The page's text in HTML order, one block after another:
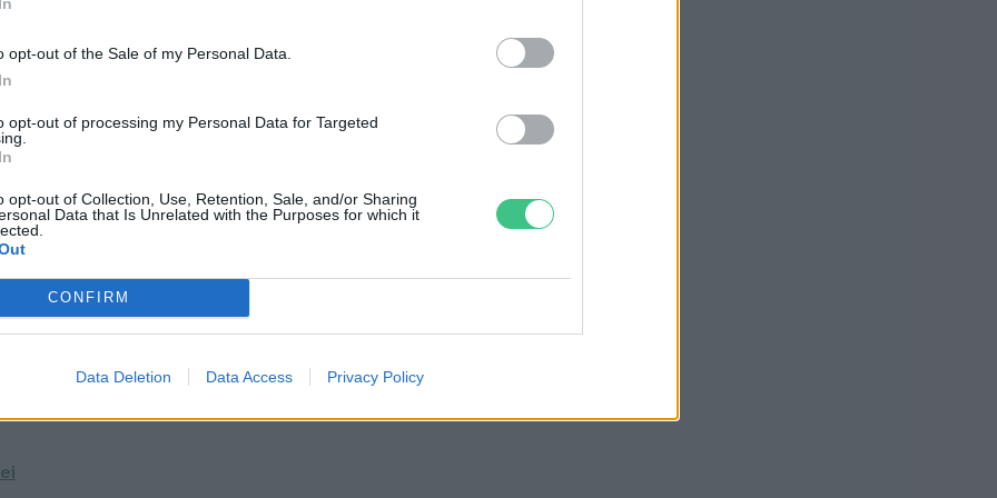
opt-out of the Sale of my Personal Data.
opt-out of processing my Personal Data for Targeted
opt-out of Collection, Use, Retention, Sale, and/or Sharing
Data that Is Unrelated with the Purposes for which it
CONFIRM
Data Deletion Data Access Privacy Policy
05/30/ismet-egy-balesetet-